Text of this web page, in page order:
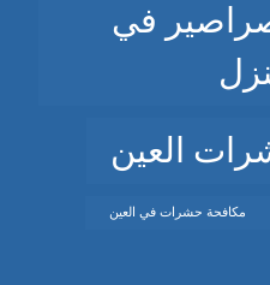
في
العين
مكافحة حشرات في العين